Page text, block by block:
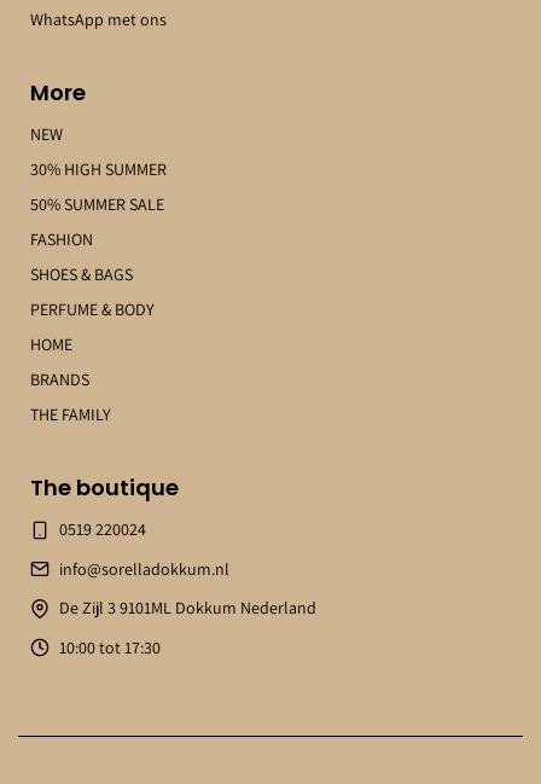
WhatsApp met ons
More
NEW
30% HIGH SUMMER
50% SUMMER SALE
FASHION
SHOES & BAGS
PERFUME & BODY
HOME
BRANDS
THE FAMILY
The boutique
0519 220024
info@sorelladokkum.nl
De Zijl 3 9101ML Dokkum Nederland
10:00 tot 17:30